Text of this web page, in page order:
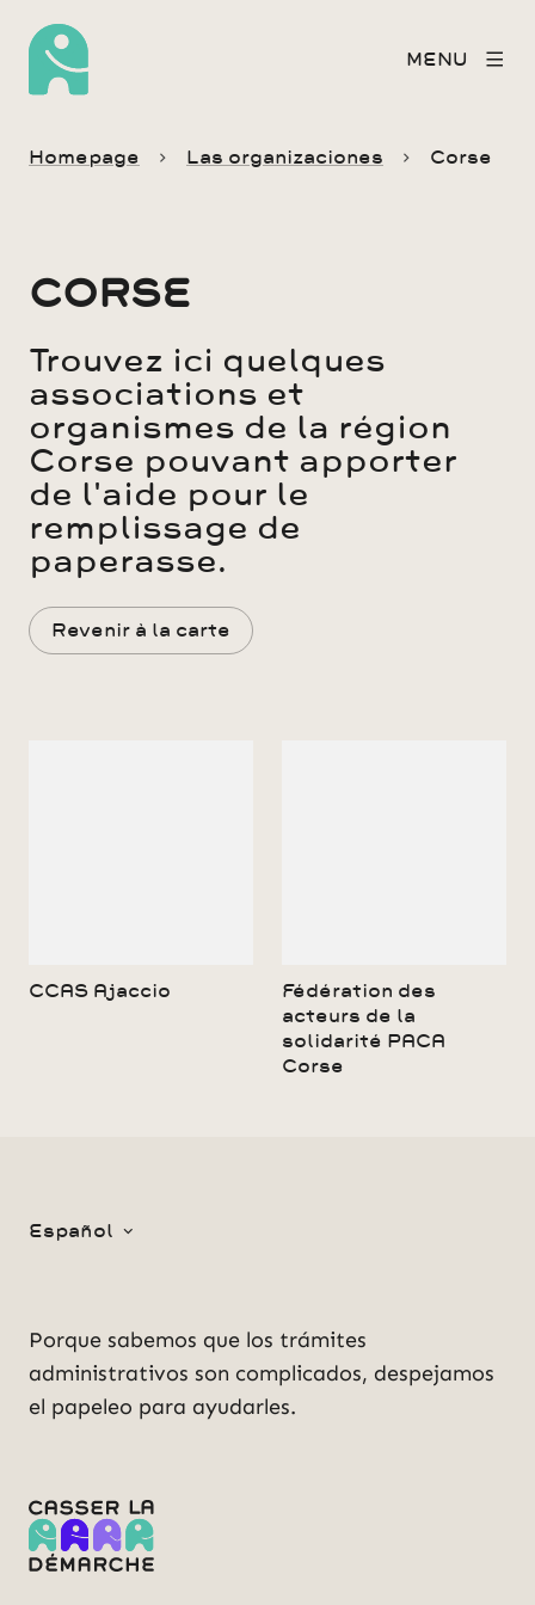
MENU
Homepage Las organizaciones Corse
CORSE
Trouvez ici quelques
associations et
organismes de la région
Corse pouvant apporter
de l'aide pour le
remplissage de
paperasse.
Revenir à la carte
CCAS Ajaccio
Fédération des
acteurs de la
solidarité PACA
Corse
Español
Porque sabemos que los trámites
administrativos son complicados, despejamos
el papeleo para ayudarles.